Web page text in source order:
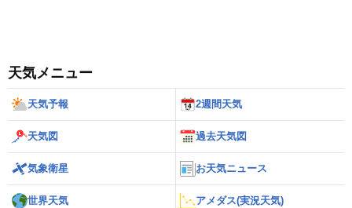
天気メニュー
天気予報 2週間天気
天気図 過去天気図
気象衛星 お天気ニュース
世界天気 アメダス(実況天気)